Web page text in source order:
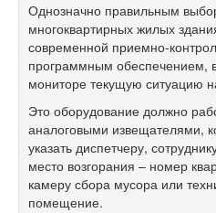
Однозначно правильным
многоквартирных жилых
современной приемно-
программным обеспечением,
мониторе текущую ситуацию
Это оборудование должно
аналоговыми извещателями,
указать диспетчеру,
место возгорания – номер
камеру сбора мусора или
помещение.